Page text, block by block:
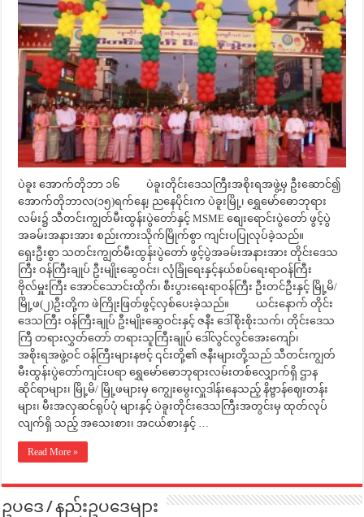
ပဲခူး အောက်တိုဘာ ၁၆ ပဲခူးတိုင်းဒေသကြီးအစိုးရအဖွဲ့မှ ဦးဆောင်၍
အောက်တိုဘာလ(၁၅)ရက်နေ့၊ ညနေပိုင်းက ပဲခူးမြို့၊ ရွှေမော်ဓောဘုရား
လမ်း၌ သီတင်းကျွတ်မီးထွန်းပွဲတော်နှင့် MSME စျေးရောင်းပွဲတော် ဖွင့်ပွဲ
အခမ်းအနားအား စည်းကားသိုက်မြိုက်စွာ ကျင်းပပြုလုပ်ခဲ့သည်။
ရှေးဦးစွာ သတင်းကျွတ်မီးထွန်းပွဲတော် ဖွင့်ပွဲအခမ်းအနားအား တိုင်းဒေသ
ကြီး ဝန်ကြီးချုပ် ဦးမျိုးဆွေဝင်း၊ လုံခြုံရေးနှင့်နယ်စပ်ရေးရာဝန်ကြီး
ဗိုလ်မှူးကြီး အောင်သောင်းထိုက်၊ စီးပွားရေးရာဝန်ကြီး ဦးတင်ဦးနှင့် မြို့မိ/
မြို့ဖ(၂)ဦးတို့က ဖဲကြိုးဖြတ်ဖွင့်လှစ်ပေးခဲ့သည်။ ယင်းနောက် တိုင်း
ဒေသကြီး ဝန်ကြီးချုပ် ဦးမျိုးဆွေဝင်းနှင့် ဇနီး ဒေါ်စိုးစိုးသက်၊ တိုင်းဒေသ
ကြီ တရားလွှတ်တော် တရားသူကြီးချုပ် ဒေါ်လွင်လွင်အေးကျော်၊
အစိုးရအဖွဲ့ဝင် ဝန်ကြီးများနဗင့် ၎င်းတို့၏ ဇနီးများတို့သည် သီတင်းကျွတ်
မီးထွန်းပွဲတော်ကျင်းပရာ ရွှေမော်ဓောဘုရားလမ်းတစ်လျှောက်ရှိ ဌာန
ဆိုင်ရာများ၊ မြို့မိ/ မြို့ဖများမှ ကျွေးမွေးလှူဒါန်းနေသည့် နိဗ္ဗာန်ဈေးတန်း
များ၊ မီးအလှဆင်ရုပ်ပုံ များနှင့် ပဲခူးတိုင်းဒေသကြီးအတွင်းမှ ထုတ်လုပ်
လျက်ရှိ သည့် အသေးစား၊ အငယ်စားနှင့် …
Read More »
ဥပဒေ / နည်းဥပဒေများ